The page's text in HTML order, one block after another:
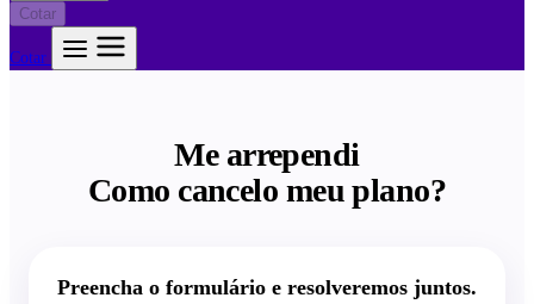
Cotar
Cotar
Me arrependi
Como cancelo meu plano?
Preencha o formulário e resolveremos juntos.